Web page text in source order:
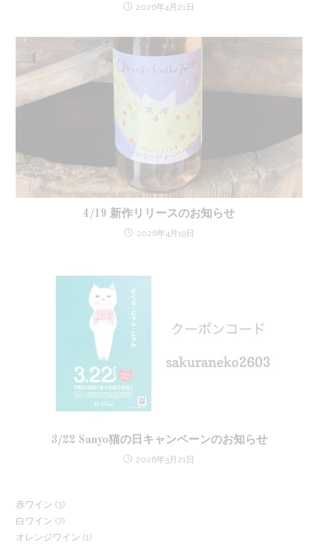
2026年4月21日
4/19 新作リリースのお知らせ
2026年4月19日
3/22 Sanyo猫の日キャンペーンのお知らせ
2026年3月21日
赤ワイン 33
個
の
白ワイン 77
個
オレンジワイン 1 1